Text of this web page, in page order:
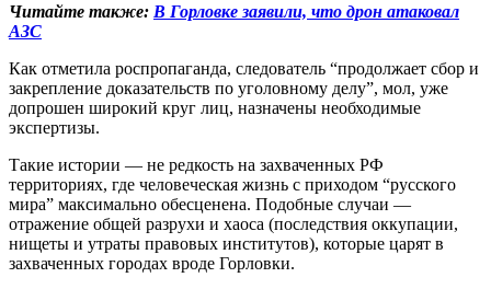
Читайте также: В Горловке заявили, что дрон атаковал
АЗС
Как отметила роспропаганда, следователь “продолжает сбор и
закрепление доказательств по уголовному делу”, мол, уже
допрошен широкий круг лиц, назначены необходимые
экспертизы.
Такие истории — не редкость на захваченных РФ
территориях, где человеческая жизнь с приходом “русского
мира” максимально обесценена. Подобные случаи —
отражение общей разрухи и хаоса (последствия оккупации,
нищеты и утраты правовых институтов), которые царят в
захваченных городах вроде Горловки.